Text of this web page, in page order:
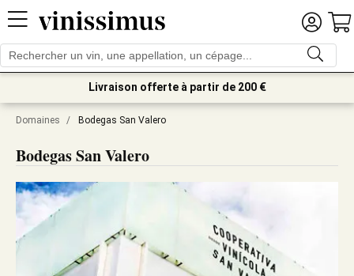
Livraison offerte à partir de 200 €
Domaines / Bodegas San Valero
Bodegas San Valero